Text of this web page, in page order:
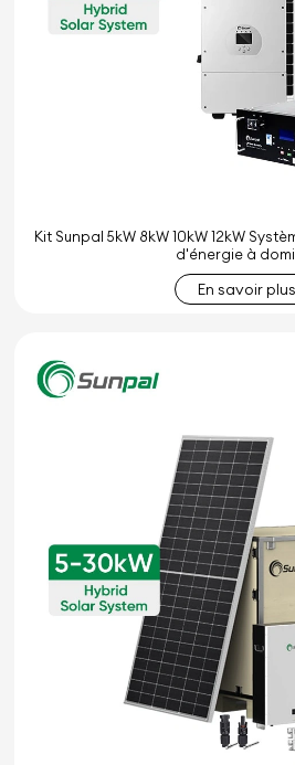
Kit Sunpal 5kW 8kW 10kW 12kW
d'énergie à
En savoir plus